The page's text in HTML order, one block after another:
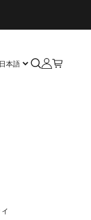
日本語 検索を開く
アカウント
カートを